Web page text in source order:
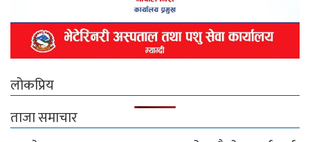
लोकप्रिय
ताजा समाचार